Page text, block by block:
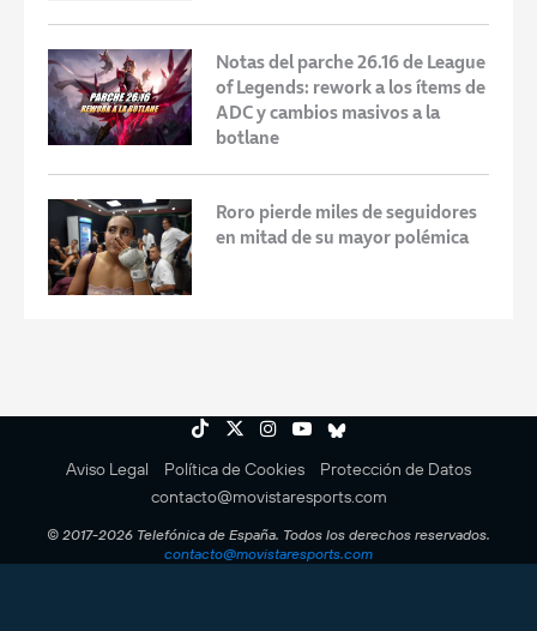
Notas del parche 26.16 de League
of Legends: rework a los ítems de
ADC y cambios masivos a la
botlane
Roro pierde miles de seguidores
en mitad de su mayor polémica
Aviso Legal Política de Cookies
Protección de Datos
contacto@movistaresports.com
© 2017-2026 Telefónica de España. Todos los derechos reservados.
contacto@movistaresports.com